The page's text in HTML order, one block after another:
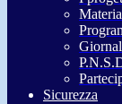
Sicurezza